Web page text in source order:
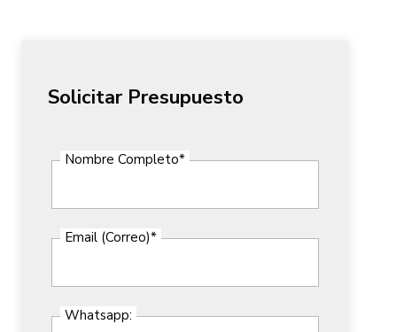
Solicitar Presupuesto
Nombre Completo*
Email (Correo)*
Whatsapp: